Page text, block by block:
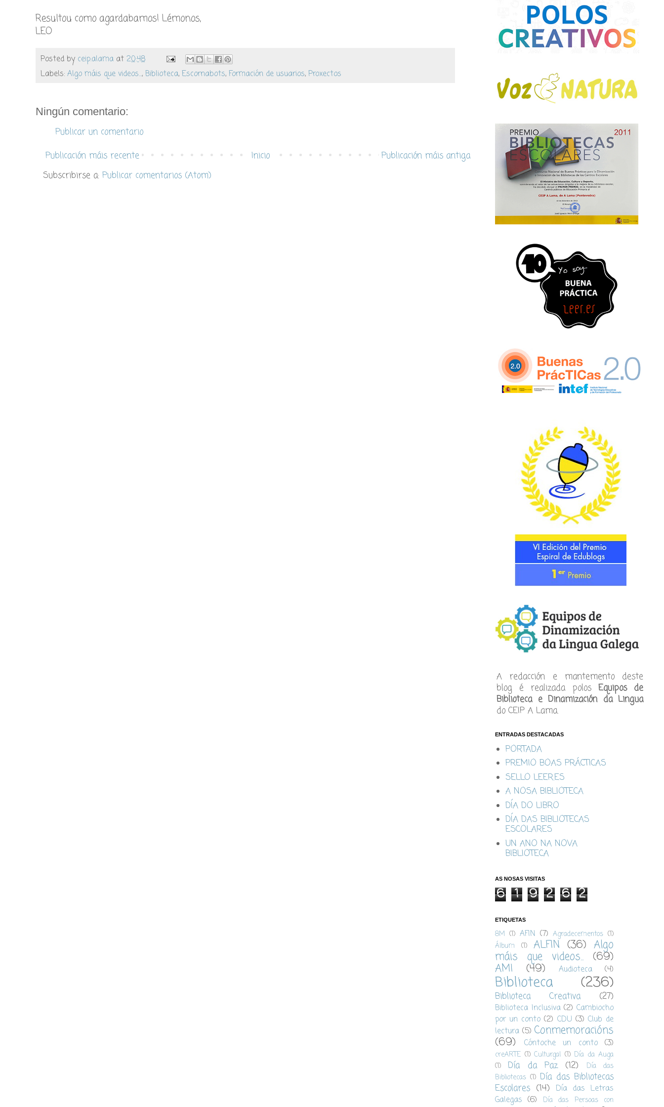
Resultou como agardabamos! Lémonos,
LEO
Posted by ceip.alama at 20:48
Labels: Algo máis que videos..., Biblioteca, Escornabots, Formación de usuarios, Proxectos
Ningún comentario:
Publicar un comentario
Publicación máis recente
Publicación máis antiga
Inicio
Subscribirse a: Publicar comentarios (Atom)
A redacción e mantemento deste
blog é realizada polos Equipos de
Biblioteca e Dinamización da Lingua
do CEIP A Lama.
ENTRADAS DESTACADAS
PORTADA
PREMIO BOAS PRÁCTICAS
SELLO LEER.ES
A NOSA BIBLIOTECA
DÍA DO LIBRO
DÍA DAS BIBLIOTECAS
ESCOLARES
UN ANO NA NOVA
BIBLIOTECA
AS NOSAS VISITAS
6 1 9 2 6 2
ETIQUETAS
8M (1) AFIN (7) Agradecementos (1)
Álbum
(1) ALFIN (36) Algo
máis que videos... (69)
AMI (49) Audioteca (4)
Biblioteca (236)
Biblioteca Creativa (27)
Biblioteca Inclusiva (2) Cambiocho
por un conto (2) CDU (3) Club de
lectura (5) Conmemoracións
(69) Cóntoche un conto (3)
creARTE (1) Culturgal (1) Día da Auga
(1)
Día da Paz (12)
Día das
Bibliotecas (1) Día das Bibliotecas
Escolares (14) Día das Letras
Galegas (6)
Día das Persoas con